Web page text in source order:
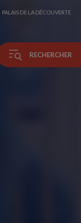
PALAIS DE LA DÉCOUVERTE
RECHERCHER